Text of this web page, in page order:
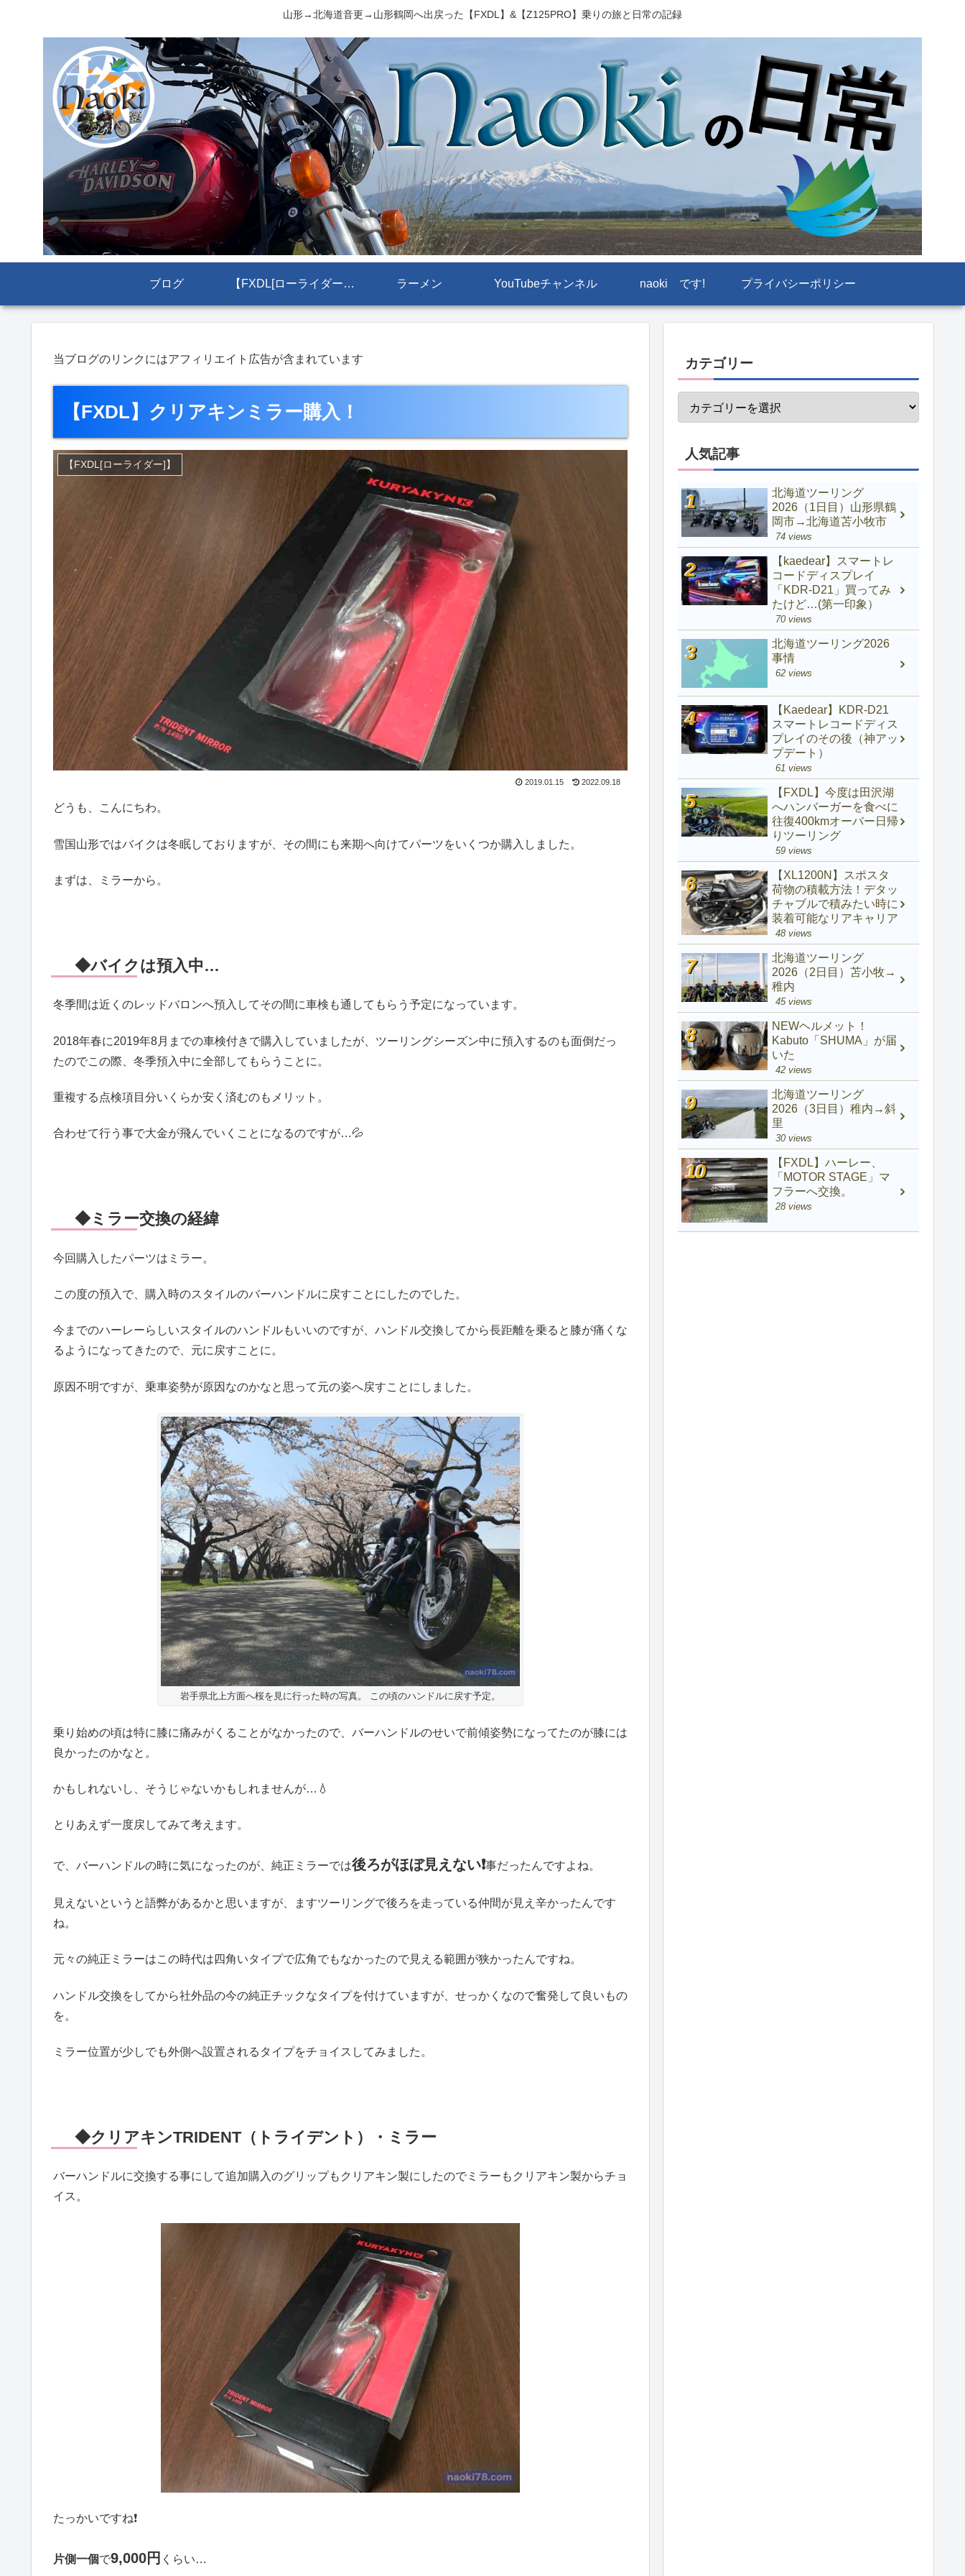
山形→北海道音更→山形鶴岡へ出戻った【FXDL】&【Z125PRO】乗りの旅と日常の記録
ブログ 【FXDL[ローライダー]】 ラーメン YouTubeチャンネル naoki です! プライバシーポリシー
当ブログのリンクにはアフィリエイト広告が含まれています
【FXDL】クリアキンミラー購入！
【FXDL[ローライダー]】
2019.01.15 2022.09.18
どうも、こんにちわ。
雪国山形ではバイクは冬眠しておりますが、その間にも来期へ向けてパーツをいくつか購入しました。
まずは、ミラーから。
◆バイクは預入中…
冬季間は近くのレッドバロンへ預入してその間に車検も通してもらう予定になっています。
2018年春に2019年8月までの車検付きで購入していましたが、ツーリングシーズン中に預入するのも面倒だっ
たのでこの際、冬季預入中に全部してもらうことに。
重複する点検項目分いくらか安く済むのもメリット。
合わせて行う事で大金が飛んでいくことになるのですが…💦
◆ミラー交換の経緯
今回購入したパーツはミラー。
この度の預入で、購入時のスタイルのバーハンドルに戻すことにしたのでした。
今までのハーレーらしいスタイルのハンドルもいいのですが、ハンドル交換してから長距離を乗ると膝が痛くな
るようになってきたので、元に戻すことに。
原因不明ですが、乗車姿勢が原因なのかなと思って元の姿へ戻すことにしました。
岩手県北上方面へ桜を見に行った時の写真。 この頃のハンドルに戻す予定。
乗り始めの頃は特に膝に痛みがくることがなかったので、バーハンドルのせいで前傾姿勢になってたのが膝には
良かったのかなと。
かもしれないし、そうじゃないかもしれませんが…💧
とりあえず一度戻してみて考えます。
で、バーハンドルの時に気になったのが、純正ミラーでは後ろがほぼ見えない❗️事だったんですよね。
見えないというと語弊があるかと思いますが、ますツーリングで後ろを走っている仲間が見え辛かったんです
ね。
元々の純正ミラーはこの時代は四角いタイプで広角でもなかったので見える範囲が狭かったんですね。
ハンドル交換をしてから社外品の今の純正チックなタイプを付けていますが、せっかくなので奮発して良いもの
を。
ミラー位置が少しでも外側へ設置されるタイプをチョイスしてみました。
◆クリアキンTRIDENT（トライデント）・ミラー
バーハンドルに交換する事にして追加購入のグリップもクリアキン製にしたのでミラーもクリアキン製からチョ
イス。
たっかいですね❗️
片側一個で9,000円 くらい…
カテゴリー
人気記事
北海道ツーリング
2026（1日目）山形県鶴
岡市→北海道苫小牧市
74 views
【kaedear】スマートレ
コードディスプレイ
「KDR-D21」買ってみ
たけど…(第一印象）
70 views
北海道ツーリング2026
事情
62 views
【Kaedear】KDR-D21
スマートレコードディス
プレイのその後（神アッ
プデート）
61 views
【FXDL】今度は田沢湖
へハンバーガーを食べに
往復400kmオーバー日帰
りツーリング
59 views
【XL1200N】スポスタ
荷物の積載方法！デタッ
チャブルで積みたい時に
装着可能なリアキャリア
48 views
北海道ツーリング
2026（2日目）苫小牧→
稚内
45 views
NEWヘルメット！
Kabuto「SHUMA」が届
いた
42 views
北海道ツーリング
2026（3日目）稚内→斜
里
30 views
【FXDL】ハーレー、
「MOTOR STAGE」マ
フラーへ交換。
28 views